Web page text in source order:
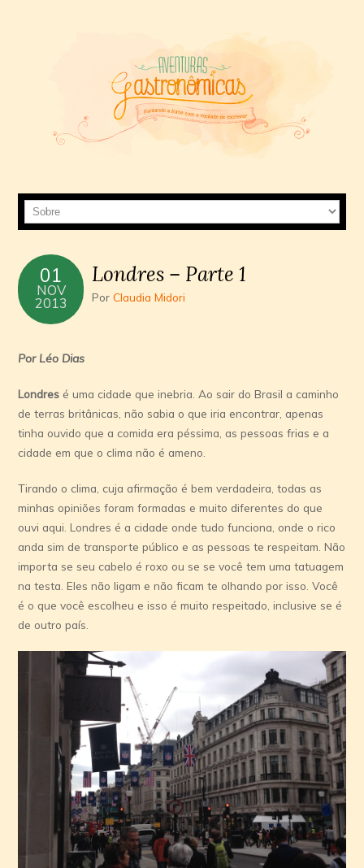
01
NOV
2013
Londres – Parte 1
PorClaudia Midori
Por Léo Dias
Londres é uma cidade que inebria. Ao sair do Brasil a caminho
de terras britânicas, não sabia o que iria encontrar, apenas
tinha ouvido que a comida era péssima, as pessoas frias e a
cidade em que o clima não é ameno.
Tirando o clima, cuja afirmação é bem verdadeira, todas as
minhas opiniões foram formadas e muito diferentes do que
ouvi aqui. Londres é a cidade onde tudo funciona, onde o rico
anda sim de transporte público e as pessoas te respeitam. Não
importa se seu cabelo é roxo ou se se você tem uma tatuagem
na testa. Eles não ligam e não ficam te olhando por isso. Você
é o que você escolheu e isso é muito respeitado, inclusive se é
de outro país.